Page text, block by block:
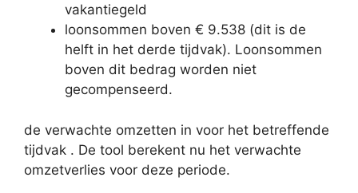
vakantiegeld
loonsommen boven € 9.538 (dit is de
helft in het derde tijdvak). Loonsommen
boven dit bedrag worden niet
gecompenseerd.
de verwachte omzetten in voor het betreffende
tijdvak . De tool berekent nu het verwachte
omzetverlies voor deze periode.